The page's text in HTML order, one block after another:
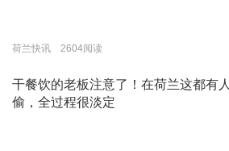
荷兰快讯 2604阅读
干餐饮的老板注意了！在荷兰这都有人
偷，全过程很淡定